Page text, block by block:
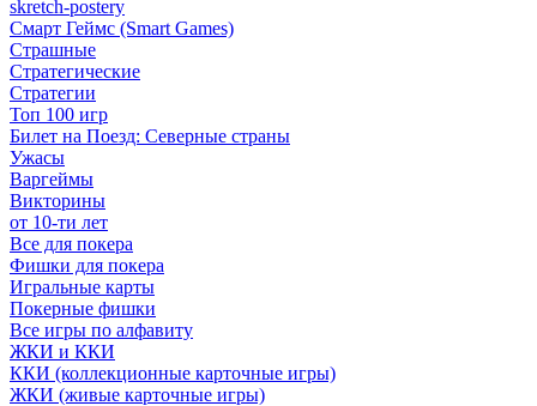
skretch-postery
Смарт Геймс (Smart Games)
Страшные
Стратегические
Стратегии
Топ 100 игр
Билет на Поезд: Северные страны
Ужасы
Варгеймы
Викторины
от 10-ти лет
Все для покера
Фишки для покера
Игральные карты
Покерные фишки
Все игры по алфавиту
ЖКИ и ККИ
ККИ (коллекционные карточные игры)
ЖКИ (живые карточные игры)